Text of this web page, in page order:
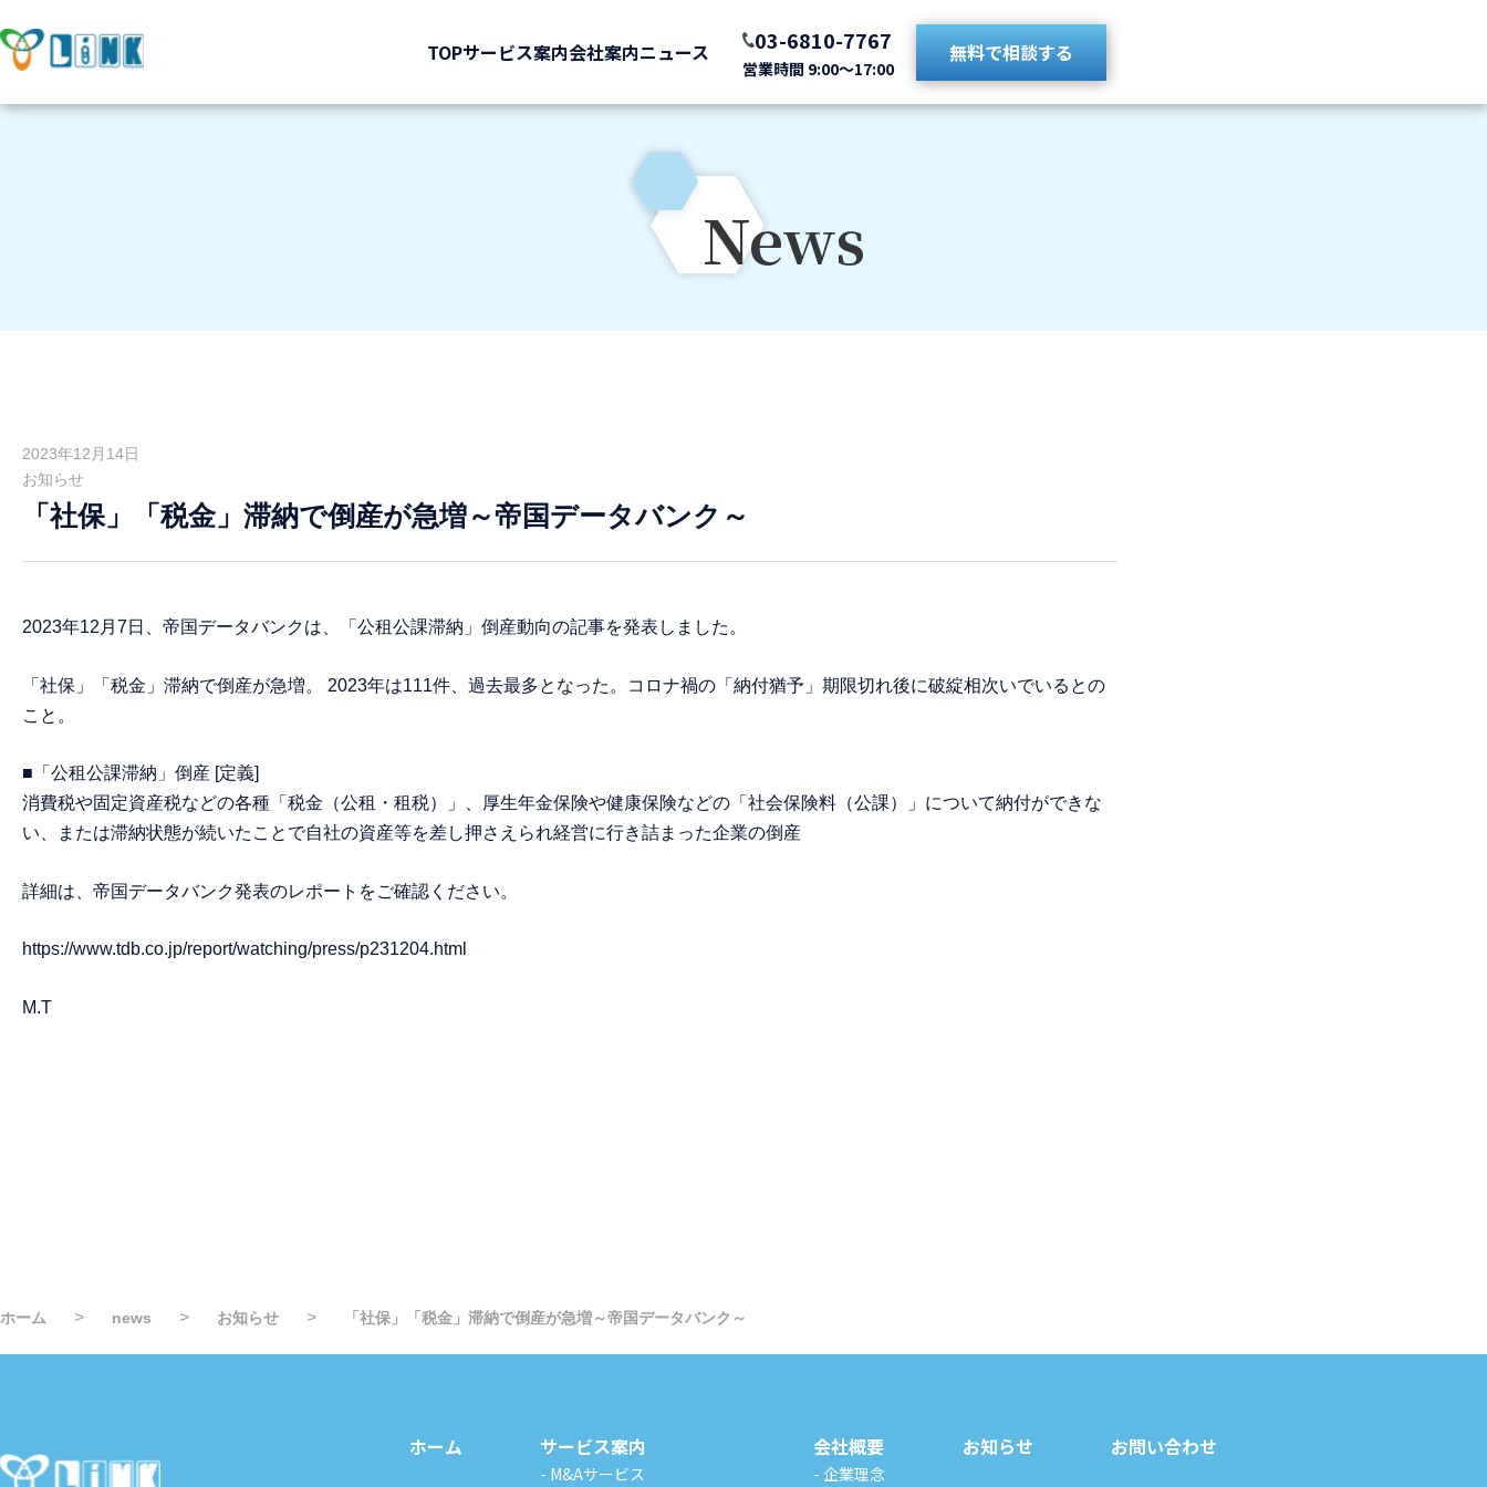
TOPサービス案内会社案内ニュース 03-6810-7767
営業時間 9:00〜17:00
無料で相談する
News
2023年12月14日
お知らせ
「社保」「税金」滞納で倒産が急増～帝国データバンク～
2023年12月7日、帝国データバンクは、「公租公課滞納」倒産動向の記事を発表しました。
「社保」「税金」滞納で倒産が急増。 2023年は111件、過去最多となった。コロナ禍の「納付猶予」期限切れ後に破綻相次いでいるとの
こと。
■「公租公課滞納」倒産 [定義]
消費税や固定資産税などの各種「税金（公租・租税）」、厚生年金保険や健康保険などの「社会保険料（公課）」について納付ができな
い、または滞納状態が続いたことで自社の資産等を差し押さえられ経営に行き詰まった企業の倒産
詳細は、帝国データバンク発表のレポートをご確認ください。
https://www.tdb.co.jp/report/watching/press/p231204.html
M.T
ホーム > news > お知らせ > 「社保」「税金」滞納で倒産が急増～帝国データバンク～
ホーム サービス案内
- M&Aサービス
会社概要
- 企業理念
お知らせ お問い合わせ